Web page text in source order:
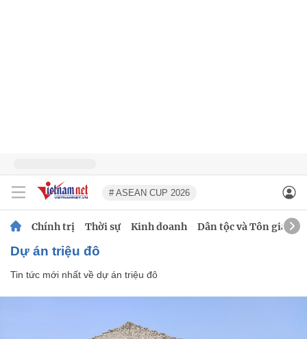
# ASEAN CUP 2026
Chính trị Thời sự Kinh doanh Dân tộc và Tôn giáo
dự án triệu đô
Tin tức mới nhất về dự án triệu đô